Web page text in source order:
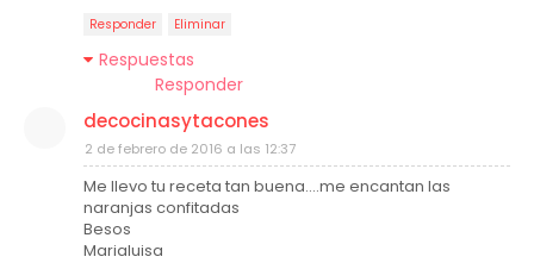
Responder Eliminar
Respuestas
Responder
decocinasytacones
2 de febrero de 2016 a las 12:37
Me llevo tu receta tan buena....me encantan las
naranjas confitadas
Besos
Marialuisa